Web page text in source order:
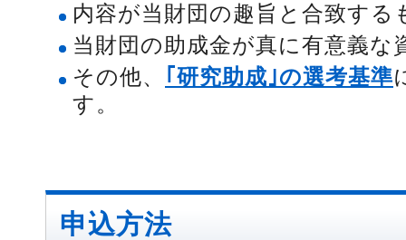
内容が当財団の趣旨と合致する
当財団の助成金が真に有意義な
その他、
｢研究助成｣の選考基準
す。
申込方法